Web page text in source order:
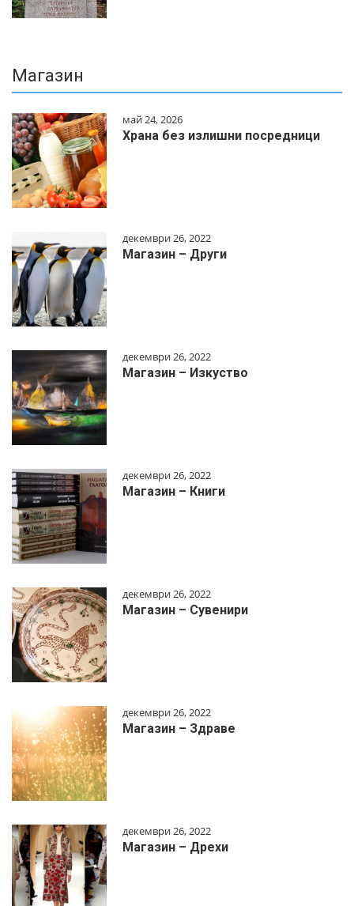
Магазин
май 24, 2026
Храна без излишни посредници
декември 26, 2022
Магазин – Други
декември 26, 2022
Магазин – Изкуство
декември 26, 2022
Магазин – Книги
декември 26, 2022
Магазин – Сувенири
декември 26, 2022
Магазин – Здраве
декември 26, 2022
Магазин – Дрехи